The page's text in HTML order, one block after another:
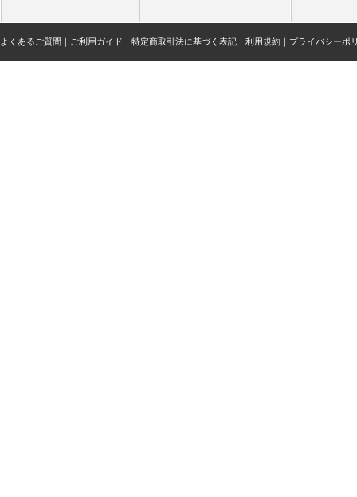
よくあるご質問 ご利用ガイド 特定商取引法に基づく表記 利用規約 プライバシーポ